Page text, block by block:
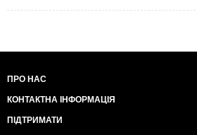
ПРО НАС
КОНТАКТНА ІНФОРМАЦІЯ
ПІДТРИМАТИ